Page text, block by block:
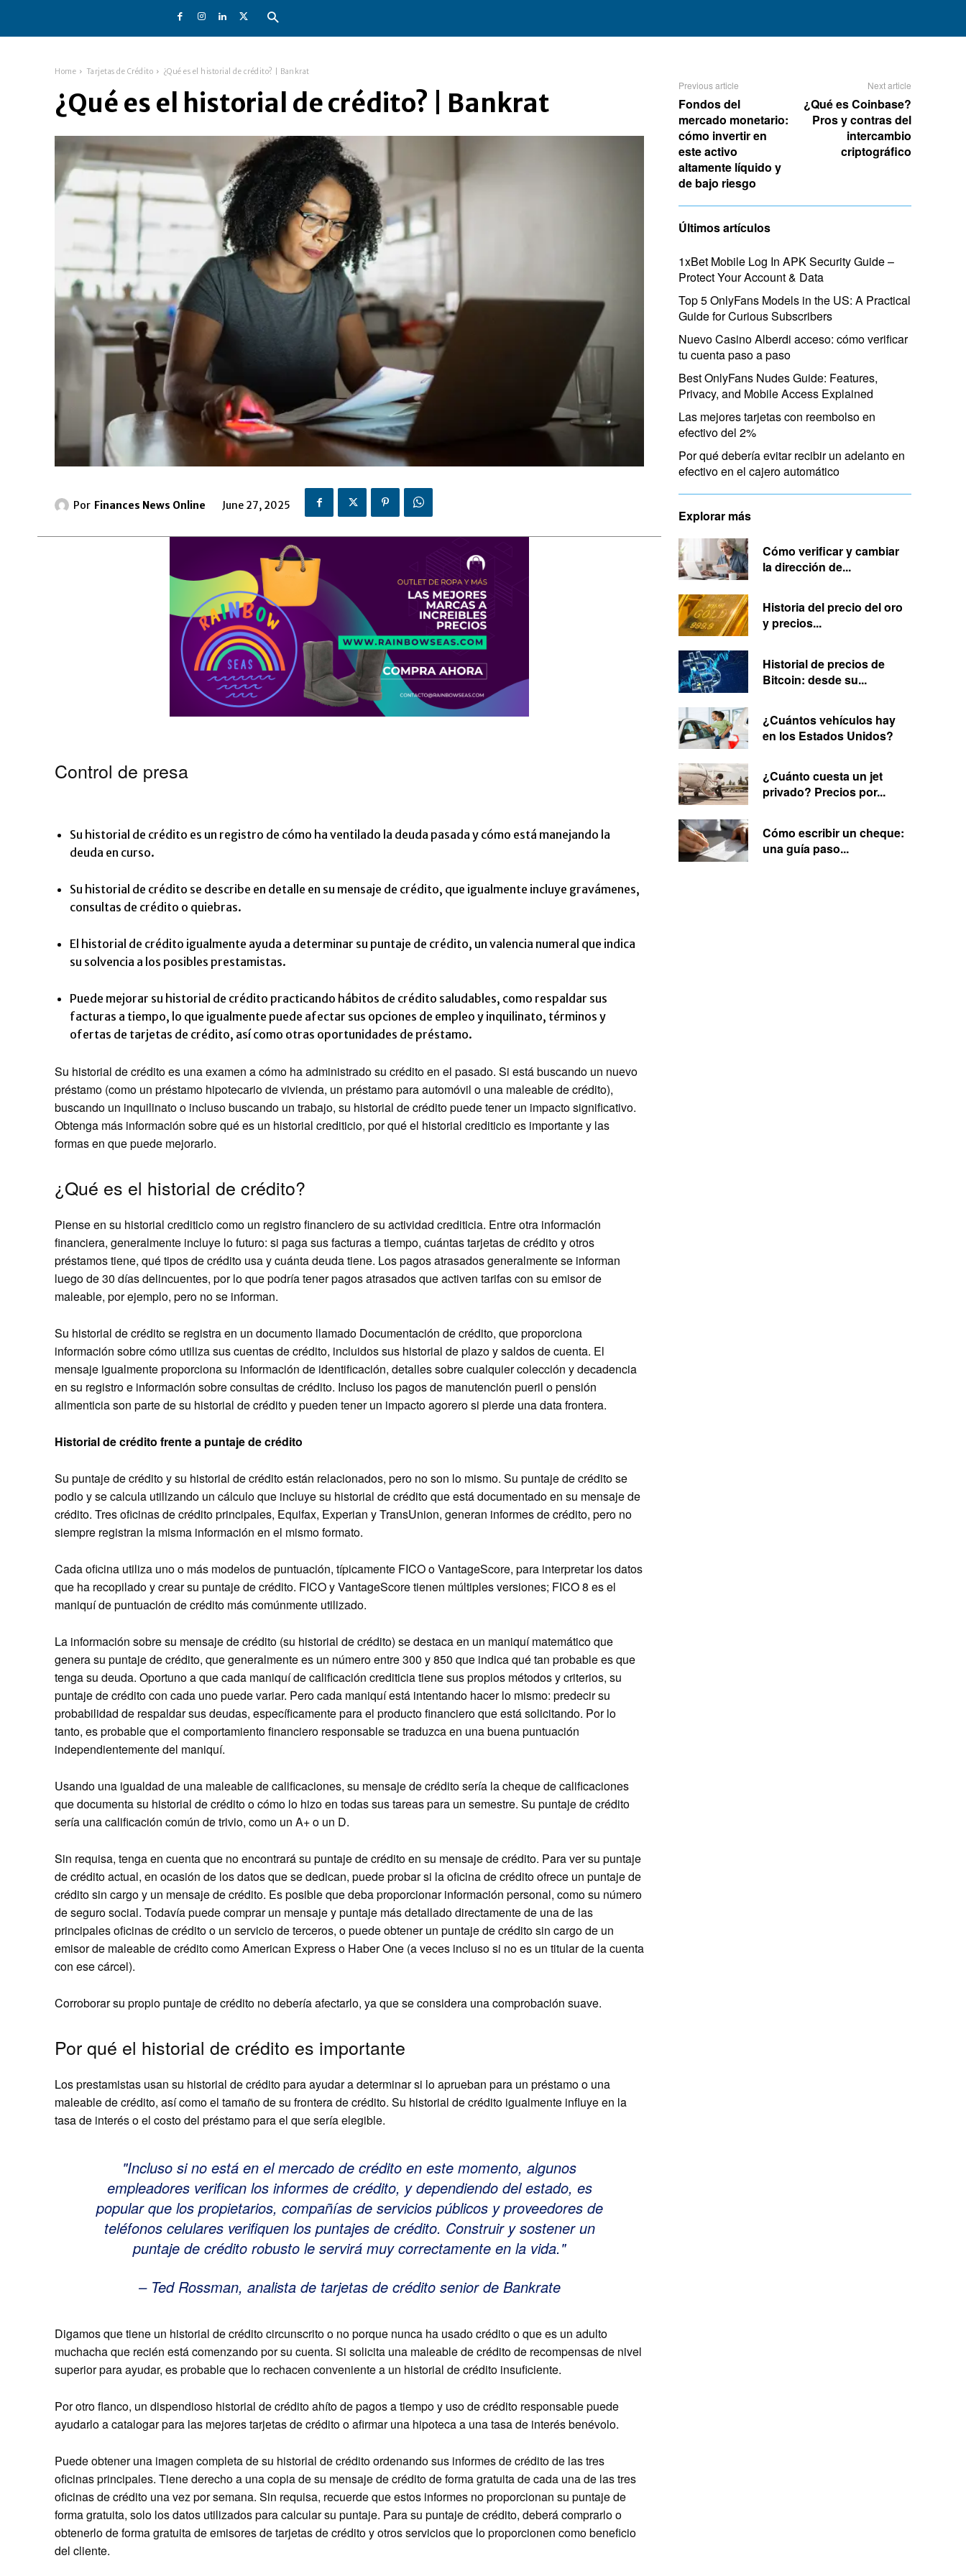
Home Tarjetas de Crédito ¿Qué es el historial de crédito? | Bankrat
¿Qué es el historial de crédito? | Bankrat
Por Finances News Online June 27, 2025
Control de presa
Su historial de crédito es un registro de cómo ha ventilado la deuda pasada y cómo está manejando la
deuda en curso.
Su historial de crédito se describe en detalle en su mensaje de crédito, que igualmente incluye gravámenes,
consultas de crédito o quiebras.
El historial de crédito igualmente ayuda a determinar su puntaje de crédito, un valencia numeral que indica
su solvencia a los posibles prestamistas.
Puede mejorar su historial de crédito practicando hábitos de crédito saludables, como respaldar sus
facturas a tiempo, lo que igualmente puede afectar sus opciones de empleo y inquilinato, términos y
ofertas de tarjetas de crédito, así como otras oportunidades de préstamo.
Su historial de crédito es una examen a cómo ha administrado su crédito en el pasado. Si está buscando un nuevo
préstamo (como un préstamo hipotecario de vivienda, un préstamo para automóvil o una maleable de crédito),
buscando un inquilinato o incluso buscando un trabajo, su historial de crédito puede tener un impacto significativo.
Obtenga más información sobre qué es un historial crediticio, por qué el historial crediticio es importante y las
formas en que puede mejorarlo.
¿Qué es el historial de crédito?
Piense en su historial crediticio como un registro financiero de su actividad crediticia. Entre otra información
financiera, generalmente incluye lo futuro: si paga sus facturas a tiempo, cuántas tarjetas de crédito y otros
préstamos tiene, qué tipos de crédito usa y cuánta deuda tiene. Los pagos atrasados ​​generalmente se informan
luego de 30 días delincuentes, por lo que podría tener pagos atrasados ​​que activen tarifas con su emisor de
maleable, por ejemplo, pero no se informan.
Su historial de crédito se registra en un documento llamado Documentación de crédito, que proporciona
información sobre cómo utiliza sus cuentas de crédito, incluidos sus historial de plazo y saldos de cuenta. El
mensaje igualmente proporciona su información de identificación, detalles sobre cualquier colección y decadencia
en su registro e información sobre consultas de crédito. Incluso los pagos de manutención pueril o pensión
alimenticia son parte de su historial de crédito y pueden tener un impacto agorero si pierde una data frontera.
Historial de crédito frente a puntaje de crédito
Su puntaje de crédito y su historial de crédito están relacionados, pero no son lo mismo. Su puntaje de crédito se
podio y se calcula utilizando un cálculo que incluye su historial de crédito que está documentado en su mensaje de
crédito. Tres oficinas de crédito principales, Equifax, Experian y TransUnion, generan informes de crédito, pero no
siempre registran la misma información en el mismo formato.
Cada oficina utiliza uno o más modelos de puntuación, típicamente FICO o VantageScore, para interpretar los datos
que ha recopilado y crear su puntaje de crédito. FICO y VantageScore tienen múltiples versiones; FICO 8 es el
maniquí de puntuación de crédito más comúnmente utilizado.
La información sobre su mensaje de crédito (su historial de crédito) se destaca en un maniquí matemático que
genera su puntaje de crédito, que generalmente es un número entre 300 y 850 que indica qué tan probable es que
tenga su deuda. Oportuno a que cada maniquí de calificación crediticia tiene sus propios métodos y criterios, su
puntaje de crédito con cada uno puede variar. Pero cada maniquí está intentando hacer lo mismo: predecir su
probabilidad de respaldar sus deudas, específicamente para el producto financiero que está solicitando. Por lo
tanto, es probable que el comportamiento financiero responsable se traduzca en una buena puntuación
independientemente del maniquí.
Usando una igualdad de una maleable de calificaciones, su mensaje de crédito sería la cheque de calificaciones
que documenta su historial de crédito o cómo lo hizo en todas sus tareas para un semestre. Su puntaje de crédito
sería una calificación común de trivio, como un A+ o un D.
Sin requisa, tenga en cuenta que no encontrará su puntaje de crédito en su mensaje de crédito. Para ver su puntaje
de crédito actual, en ocasión de los datos que se dedican, puede probar si la oficina de crédito ofrece un puntaje de
crédito sin cargo y un mensaje de crédito. Es posible que deba proporcionar información personal, como su número
de seguro social. Todavía puede comprar un mensaje y puntaje más detallado directamente de una de las
principales oficinas de crédito o un servicio de terceros, o puede obtener un puntaje de crédito sin cargo de un
emisor de maleable de crédito como American Express o Haber One (a veces incluso si no es un titular de la cuenta
con ese cárcel).
Corroborar su propio puntaje de crédito no debería afectarlo, ya que se considera una comprobación suave.
Por qué el historial de crédito es importante
Los prestamistas usan su historial de crédito para ayudar a determinar si lo aprueban para un préstamo o una
maleable de crédito, así como el tamaño de su frontera de crédito. Su historial de crédito igualmente influye en la
tasa de interés o el costo del préstamo para el que sería elegible.
Incluso si no está en el mercado de crédito en este momento, algunos
empleadores verifican los informes de crédito, y dependiendo del estado, es
popular que los propietarios, compañías de servicios públicos y proveedores de
teléfonos celulares verifiquen los puntajes de crédito. Construir y sostener un
puntaje de crédito robusto le servirá muy correctamente en la vida.
– Ted Rossman, analista de tarjetas de crédito senior de Bankrate
Digamos que tiene un historial de crédito circunscrito o no porque nunca ha usado crédito o que es un adulto
muchacha que recién está comenzando por su cuenta. Si solicita una maleable de crédito de recompensas de nivel
superior para ayudar, es probable que lo rechacen conveniente a un historial de crédito insuficiente.
Por otro flanco, un dispendioso historial de crédito ahíto de pagos a tiempo y uso de crédito responsable puede
ayudarlo a catalogar para las mejores tarjetas de crédito o afirmar una hipoteca a una tasa de interés benévolo.
Puede obtener una imagen completa de su historial de crédito ordenando sus informes de crédito de las tres
oficinas principales. Tiene derecho a una copia de su mensaje de crédito de forma gratuita de cada una de las tres
oficinas de crédito una vez por semana. Sin requisa, recuerde que estos informes no proporcionan su puntaje de
forma gratuita, solo los datos utilizados para calcular su puntaje. Para su puntaje de crédito, deberá comprarlo o
obtenerlo de forma gratuita de emisores de tarjetas de crédito y otros servicios que lo proporcionen como beneficio
del cliente.
Previous article
Fondos del
mercado monetario:
cómo invertir en
este activo
altamente líquido y
de bajo riesgo
Next article
¿Qué es Coinbase?
Pros y contras del
intercambio
criptográfico
Últimos artículos
1xBet Mobile Log In APK Security Guide –
Protect Your Account & Data
Top 5 OnlyFans Models in the US: A Practical
Guide for Curious Subscribers
Nuevo Casino Alberdi acceso: cómo verificar
tu cuenta paso a paso
Best OnlyFans Nudes Guide: Features,
Privacy, and Mobile Access Explained
Las mejores tarjetas con reembolso en
efectivo del 2%
Por qué debería evitar recibir un adelanto en
efectivo en el cajero automático
Explorar más
Cómo verificar y cambiar
la dirección de...
Historia del precio del oro
y precios...
Historial de precios de
Bitcoin: desde su...
¿Cuántos vehículos hay
en los Estados Unidos?
¿Cuánto cuesta un jet
privado? Precios por...
Cómo escribir un cheque:
una guía paso...